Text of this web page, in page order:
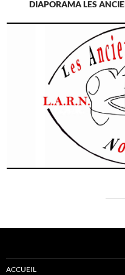
DIAPORAMA LES
ACCUEIL